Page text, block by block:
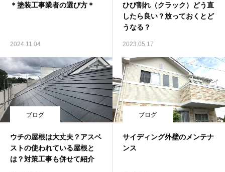
＊塗装工事業者の選び方＊
2024.11.04
ひび割れ（クラック）どう直
したら良い？放っておくとど
うなる？
2023.05.17
ブログ
ウチの屋根は大丈夫？アスベ
ストの使われている屋根と
は？対策工事も併せて紹介
ブログ
サイディング外壁のメンテナ
ンス